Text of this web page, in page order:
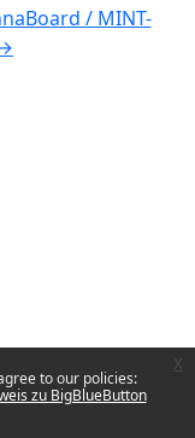
to our policies:
zu BigBlueButton
/ MINT-